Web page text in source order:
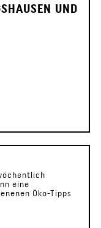
UND
eine
Öko-Tipps